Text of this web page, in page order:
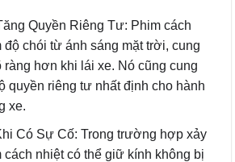
Quyền Riêng Tư: Phim cách
độ chói từ ánh sáng mặt trời, cung
ràng hơn khi lái xe. Nó cũng cung
quyền riêng tư nhất định cho hành
xe.
Có Sự Cố: Trong trường hợp xảy
cách nhiệt có thể giữ kính không bị